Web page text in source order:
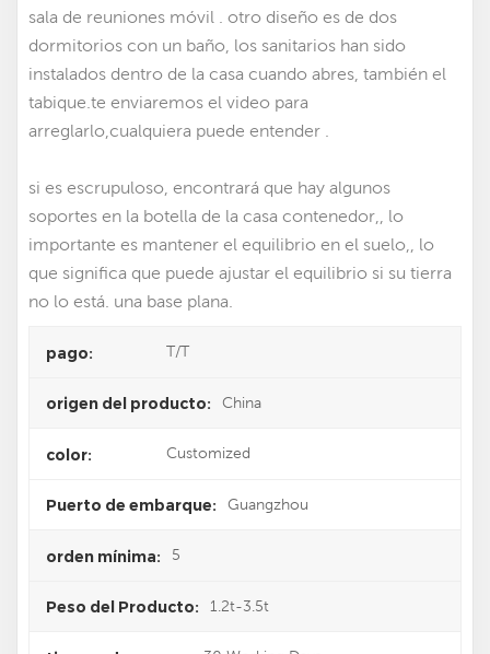
sala de reuniones móvil . otro diseño es de dos
dormitorios con un baño, los sanitarios han sido
instalados dentro de la casa cuando abres, también el
tabique.te enviaremos el video para
arreglarlo,cualquiera puede entender .
si es escrupuloso, encontrará que hay algunos
soportes en la botella de la casa contenedor,, lo
importante es mantener el equilibrio en el suelo,, lo
que significa que puede ajustar el equilibrio si su tierra
no lo está. una base plana.
pago: T/T
origen del producto: China
color: Customized
Puerto de embarque: Guangzhou
orden mínima: 5
Peso del Producto: 1.2t-3.5t